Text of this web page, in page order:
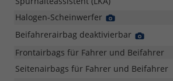
Halogen-Scheinwerfer
Beifahrerairbag deaktivierbar
Frontairbags für Fahrer und Beifahrer
Seitenairbags für Fahrer und Beifahrer